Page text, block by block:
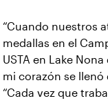
“Cuando nuestros
medallas en el
USTA en Lake
mi corazón se llenó
“Cada vez que